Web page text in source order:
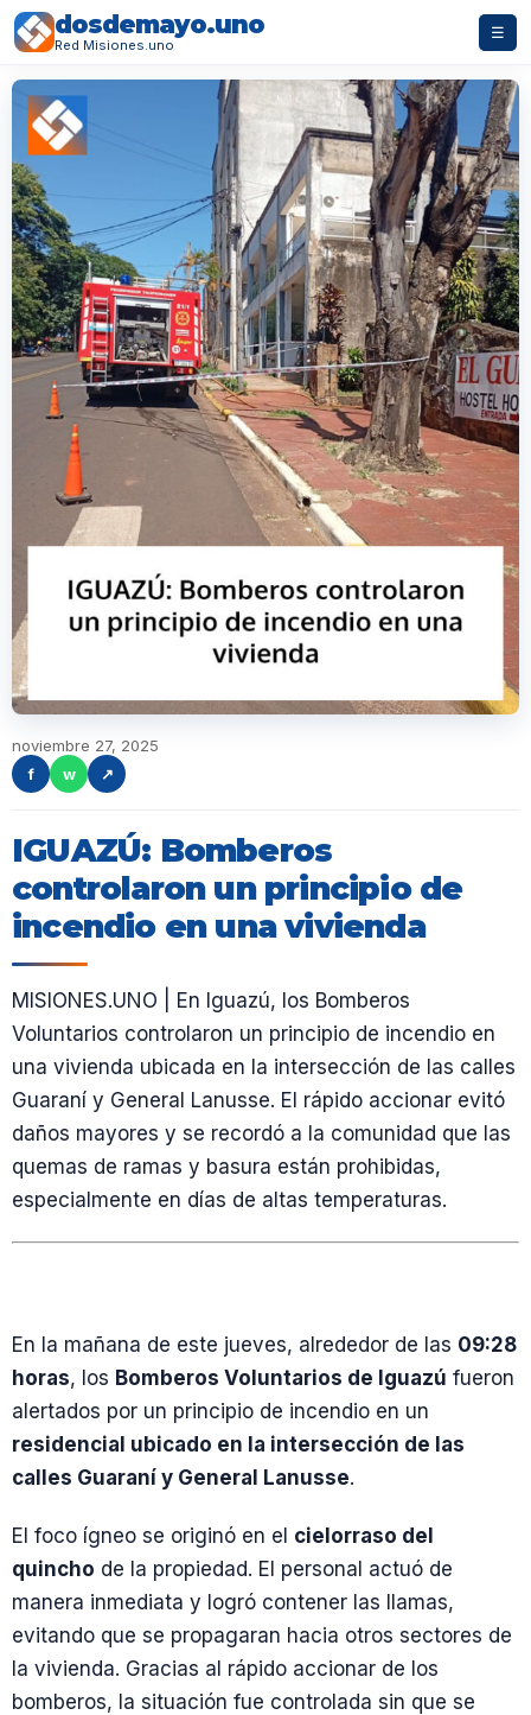
dosdemayo.uno
Red Misiones.uno
☰
noviembre 27, 2025
f
w ↗
IGUAZÚ: Bomberos
controlaron un principio de
incendio en una vivienda
MISIONES.UNO | En Iguazú, los Bomberos
Voluntarios controlaron un principio de incendio en
una vivienda ubicada en la intersección de las calles
Guaraní y General Lanusse. El rápido accionar evitó
daños mayores y se recordó a la comunidad que las
quemas de ramas y basura están prohibidas,
especialmente en días de altas temperaturas.
En la mañana de este jueves, alrededor de las 09:28
horas, los Bomberos Voluntarios de Iguazú fueron
alertados por un principio de incendio en un
residencial ubicado en la intersección de las
calles Guaraní y General Lanusse.
El foco ígneo se originó en el cielorraso del
quincho de la propiedad. El personal actuó de
manera inmediata y logró contener las llamas,
evitando que se propagaran hacia otros sectores de
la vivienda. Gracias al rápido accionar de los
bomberos, la situación fue controlada sin que se